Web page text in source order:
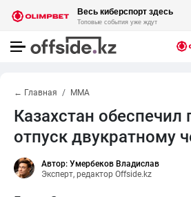
← Главная MMA
Казахстан обеспечил
отпуск двукратному
Автор: Умербеков Владислав
Эксперт, редактор Offside.kz